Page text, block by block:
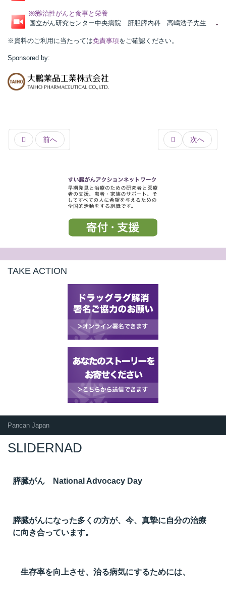
￼難治性がんと食事と栄養
国立がん研究センター中央病院 肝胆膵内科 高嶋浩子先生
※資料のご利用に当たっては免責事項をご確認ください。
Sponsored by:
前へ 次へ
TAKE ACTION
Pancan Japan
SLIDERNAD
膵臓がん National Advocacy Day
膵臓がんになった多くの方が、今、真摯に自分の治療
に向き合っています。
生存率を向上させ、治る病気にするためには、